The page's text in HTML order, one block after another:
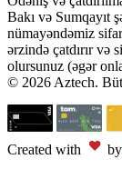
Bakı və Sumqayıt
nümayəndəmiz
ərzində çatdırır və
olursunuz (əgər
© 2026 Aztech.
Created with by